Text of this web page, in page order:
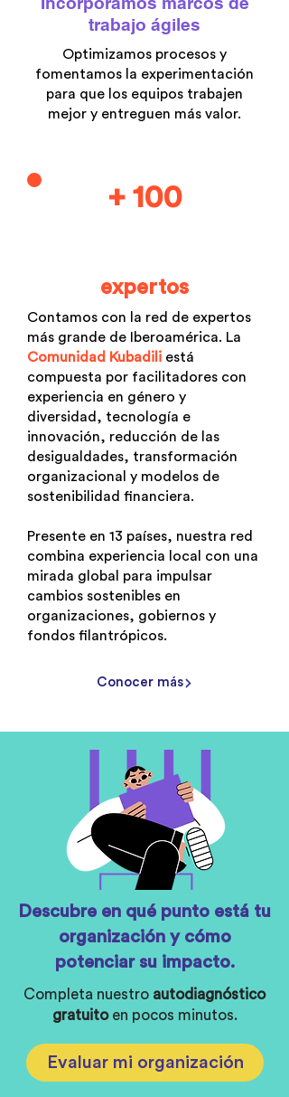
trabajo ágiles
Optimizamos procesos y
fomentamos la experimentación
para que los equipos trabajen
mejor y entreguen más valor.
+ 100
expertos
Contamos con la red de expertos
más grande de Iberoamérica. La
Comunidad Kubadili está
compuesta por facilitadores con
experiencia en género y
diversidad, tecnología e
innovación, reducción de las
desigualdades, transformación
organizacional y modelos de
sostenibilidad financiera.
Presente en 13 países, nuestra red
combina experiencia local con una
mirada global para impulsar
cambios sostenibles en
organizaciones, gobiernos y
fondos filantrópicos.
Conocer más
Descubre en qué punto está tu
organización y cómo
potenciar su impacto.
Completa nuestro autodiagnóstico
gratuitoen pocos minutos.
Evaluar mi organización